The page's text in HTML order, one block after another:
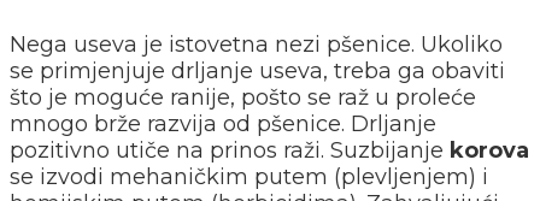
Nega useva je istovetna nezi pšenice. Ukoliko
se primjenjuje drljanje useva, treba ga obaviti
što je moguće ranije, pošto se raž u proleće
mnogo brže razvija od pšenice. Drljanje
pozitivno utiče na prinos raži. Suzbijanje korova
se izvodi mehaničkim putem (plevljenjem) i